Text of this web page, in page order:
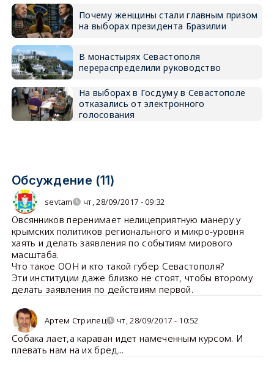
Почему женщины стали главным призом
на выборах президента Бразилии
В монастырях Севастополя
перераспределили руководство
На выборах в Госдуму в Севастополе
отказались от электронного
голосования
Обсуждение (11)
sevtam чт, 28/09/2017 - 09:32
Овсянников перенимает нелицеприятную манеру у
крымских политиков регионального и микро-уровня
хаять и делать заявления по событиям мирового
масштаба.
Что такое ООН и кто такой губер Севастополя?
Эти институции даже близко не стоят, чтобы второму
делать заявления по действиям первой.
Артем Стрилец чт, 28/09/2017 - 10:52
Собака лает,а караван идет намеченным курсом. И
плевать нам на их бред...